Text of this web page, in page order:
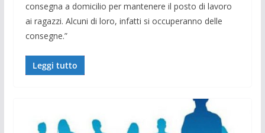
consegna a domicilio per mantenere il posto di lavoro
ai ragazzi. Alcuni di loro, infatti si occuperanno delle
consegne.”
Leggi tutto